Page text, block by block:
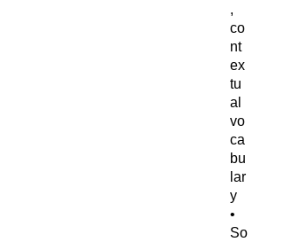
,
co
nt
ex
tu
al
vo
ca
bu
lar
y
•
So